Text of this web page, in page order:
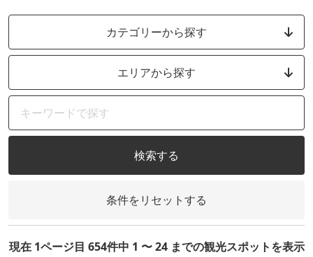
カテゴリーから探す
エリアから探す
検索する
条件をリセットする
現在 1ページ目 654件中 1 〜 24 までの観光スポットを表示